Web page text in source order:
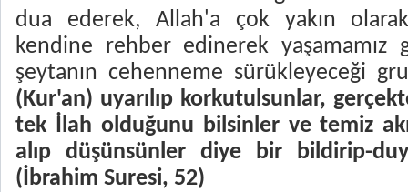
dua ederek, Allah'a çok yakın
kendine rehber edinerek yaşamamız
şeytanın cehenneme sürükleyeceği
(Kur'an) uyarılıp korkutulsunlar,
tek İlah olduğunu bilsinler ve temiz
alıp düşünsünler diye bir bildirip-
(İbrahim Suresi, 52)